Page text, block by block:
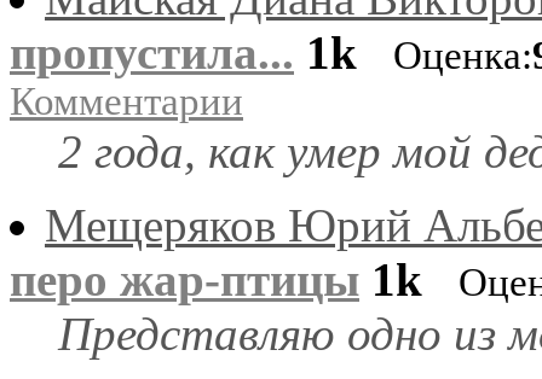
пропустила... 1k Оценка:
Комментарии
2 года, как умер мой
Мещеряков Юрий
перо жар-птицы 1k
Представляю одно из